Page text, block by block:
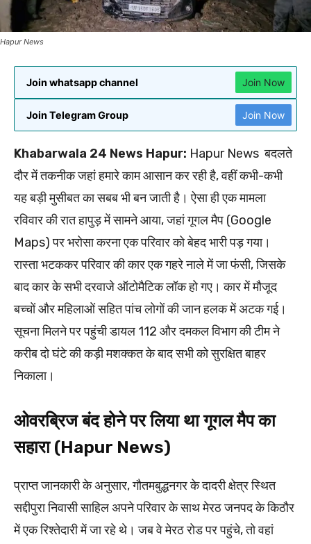
Hapur News
Join whatsapp channel Join Now
Join Telegram Group Join Now
Khabarwala 24 News Hapur: Hapur News बदलते
दौर में तकनीक जहां हमारे काम आसान कर रही है, वहीं कभी-कभी
यह बड़ी मुसीबत का सबब भी बन जाती है। ऐसा ही एक मामला
रविवार की रात हापुड़ में सामने आया, जहां गूगल मैप (Google
Maps) पर भरोसा करना एक परिवार को बेहद भारी पड़ गया।
रास्ता भटककर परिवार की कार एक गहरे नाले में जा फंसी, जिसके
बाद कार के सभी दरवाजे ऑटोमैटिक लॉक हो गए। कार में मौजूद
बच्चों और महिलाओं सहित पांच लोगों की जान हलक में अटक गई।
सूचना मिलने पर पहुंची डायल 112 और दमकल विभाग की टीम ने
करीब दो घंटे की कड़ी मशक्कत के बाद सभी को सुरक्षित बाहर
निकाला।
ओवरब्रिज बंद होने पर लिया था गूगल मैप का
सहारा (Hapur News)
प्राप्त जानकारी के अनुसार, गौतमबुद्धनगर के दादरी क्षेत्र स्थित
सद्दीपुरा निवासी साहिल अपने परिवार के साथ मेरठ जनपद के किठौर
में एक रिश्तेदारी में जा रहे थे। जब वे मेरठ रोड पर पहुंचे, तो वहां